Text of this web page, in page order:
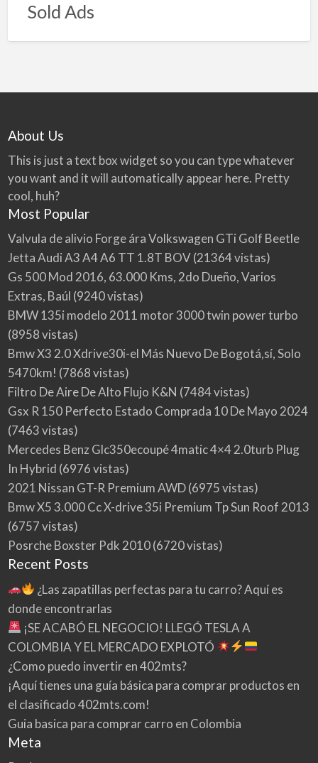
Sold Ads
About Us
This is just a text box widget so you can type whatever
you want and it will automatically appear here. Pretty
cool, huh?
Most Popular
Valvula de alivio Forge ára Volkswagen GTi Golf Beetle
Jetta Audi A3 A4 A6 TT 1.8T BOV(21364 vistas)
Gs 500 Mod 2016, 63.000 Kms, 2do Dueño, Varios
Extras, Baúl (9240 vistas)
BMW 135i modelo 2011 motor 3000 twin power turbo
(8958 vistas)
Bmw X3 2.0 Xdrive30i-el Más Nuevo De Bogotá,sí, Solo
5470km! (7868 vistas)
Filtro De Aire De Alto Flujo K&N (7484 vistas)
Gsx R 150 Perfecto Estado Comprada 10 De Mayo 2024
(7463 vistas)
Mercedes Benz Glc350ecoupé 4matic 4×4 2.0turb Plug
In Hybrid (6976 vistas)
2021 Nissan GT-R Premium AWD(6975 vistas)
Bmw X5 3.000 Cc X-drive 35i Premium Tp Sun Roof 2013
(6757 vistas)
Posrche Boxster Pdk 2010(6720 vistas)
Recent Posts
¿Las zapatillas perfectas para tu carro? Aquí es
donde encontrarlas
¡SE ACABÓ EL NEGOCIO! LLEGÓ TESLA A
COLOMBIA Y EL MERCADO EXPLOTÓ
¿Como puedo invertir en 402mts?
¡Aquí tienes una guía básica para comprar productos en
el clasificado 402mts.com!
Guia basica para comprar carro en Colombia
Meta